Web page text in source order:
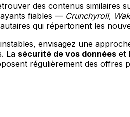
des contenus similaires
fiables — Crunchyroll,
qui répertorient les
envisagez une
La sécurité de vos données et
régulièrement des offres